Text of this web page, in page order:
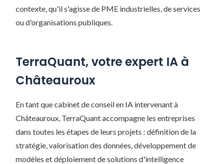
contexte, qu'il s'agisse de PME industrielles, de services
ou d'organisations publiques.
TerraQuant, votre expert IA à
Châteauroux
En tant que cabinet de conseil en IA intervenant à
Châteauroux, TerraQuant accompagne les entreprises
dans toutes les étapes de leurs projets : définition de la
stratégie, valorisation des données, développement de
modèles et déploiement de solutions d'intelligence